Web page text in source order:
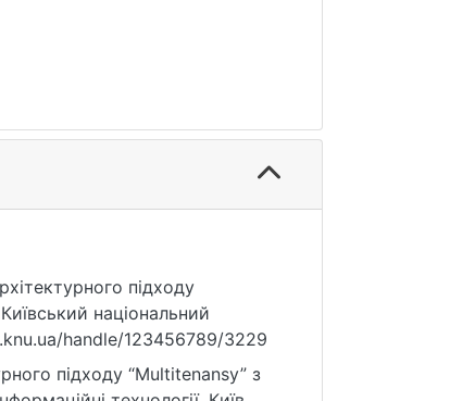
підходу
національний
handle/123456789/3229
підходу “Multitenansy” з